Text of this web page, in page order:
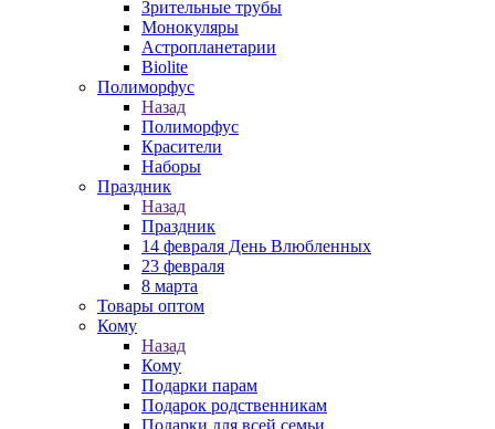
Зрительные трубы
Монокуляры
Астропланетарии
Biolite
Полиморфус
Назад
Полиморфус
Красители
Наборы
Праздник
Назад
Праздник
14 февраля День Влюбленных
23 февраля
8 марта
Товары оптом
Кому
Назад
Кому
Подарки парам
Подарок родственникам
Подарки для всей семьи